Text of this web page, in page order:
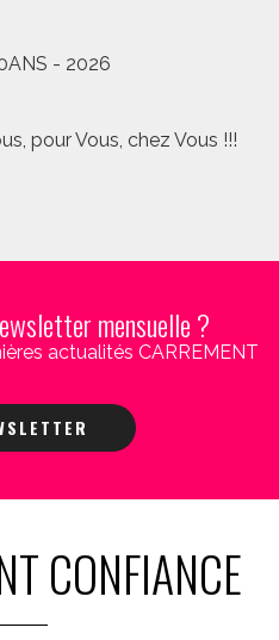
- 2026
pour Vous, chez Vous !!!
mensuelle ?
actualités CARREMENT
CONFIANCE